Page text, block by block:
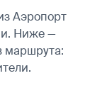
Аэропорт
Ниже —
маршрута: